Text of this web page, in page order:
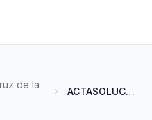
de la
ACTASOLUCIONES